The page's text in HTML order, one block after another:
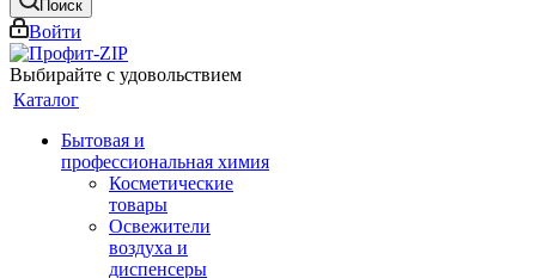
Поиск
Войти
Выбирайте с удовольствием
Каталог
Бытовая и
профессиональная химия
Косметические
товары
Освежители
воздуха и
диспенсеры